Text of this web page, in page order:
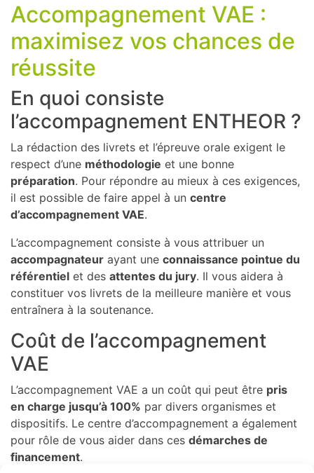
Accompagnement VAE :
maximisez vos chances de
réussite
En quoi consiste
l’accompagnement ENTHEOR ?
La rédaction des livrets et l’épreuve orale exigent le
respect d’une méthodologie et une bonne
préparation. Pour répondre au mieux à ces exigences,
il est possible de faire appel à un centre
d’accompagnement VAE.
L’accompagnement consiste à vous attribuer un
accompagnateur ayant une connaissance pointue du
référentiel et des attentes du jury. Il vous aidera à
constituer vos livrets de la meilleure manière et vous
entraînera à la soutenance.
Coût de l’accompagnement
VAE
L’accompagnement VAE a un coût qui peut être pris
en charge jusqu’à 100% par divers organismes et
dispositifs. Le centre d’accompagnement a également
pour rôle de vous aider dans ces démarches de
financement.